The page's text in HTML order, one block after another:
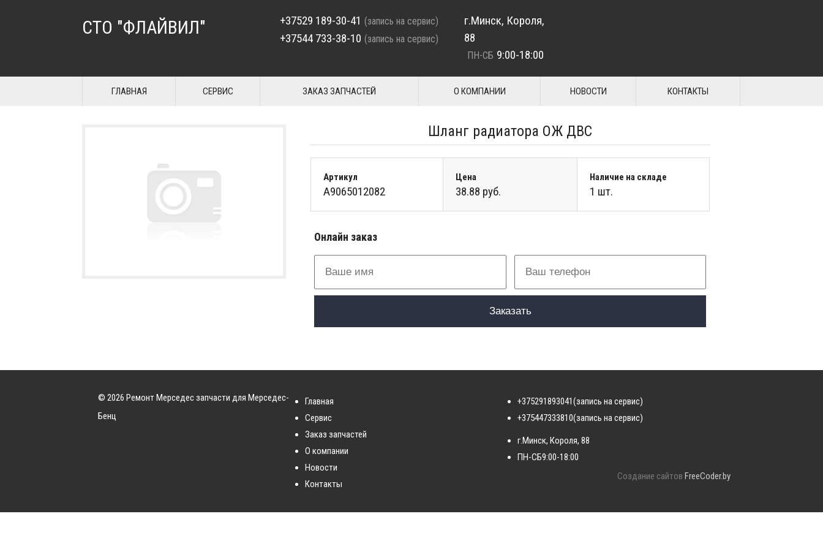
СТО "ФЛАЙВИЛ" +37529 189-30-41 (запись на сервис)
+37544 733-38-10 (запись на сервис)
г.Минск, Короля,
88
ПН-СБ 9:00-18:00
ГЛАВНАЯ СЕРВИС ЗАКАЗ ЗАПЧАСТЕЙ О КОМПАНИИ НОВОСТИ КОНТАКТЫ
Шланг радиатора ОЖ ДВС
Артикул
A9065012082
Цена
38.88 руб.
Наличие на складе
1 шт.
Онлайн заказ
© 2026 Ремонт Мерседес запчасти для Мерседес-
Бенц
Главная
Сервис
Заказ запчастей
О компании
Новости
Контакты
+375291893041(запись на сервис)
+375447333810(запись на сервис)
г.Минск, Короля, 88
ПН-СБ9:00-18:00
Создание сайтов FreeCoder.by